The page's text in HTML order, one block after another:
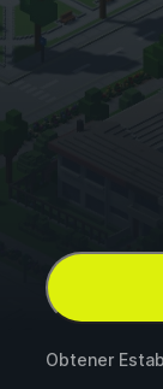
Obtener